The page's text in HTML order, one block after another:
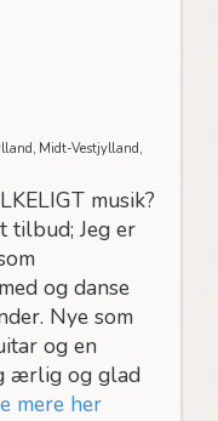
Midt-Vestjylland,
musik?
tilbud; Jeg er
og danse
Nye som
og en
ærlig og glad
mere her